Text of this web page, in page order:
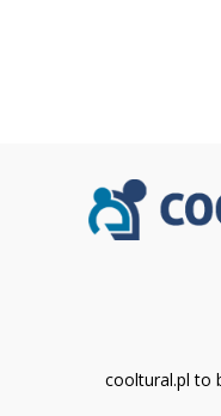
cooltural.pl to